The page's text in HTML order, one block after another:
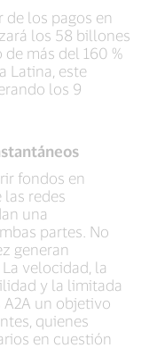
de los pagos en
los 58 billones
más del 160 %
Latina, este
los 9
fondos en
las redes
una
partes. No
generan
velocidad, la
y la limitada
un objetivo
quienes
en cuestión